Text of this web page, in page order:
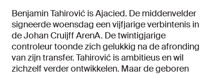
Benjamin Tahirović is Ajacied. De middenvelder
signeerde woensdag een vijfjarige verbintenis in
de Johan Cruijff ArenA. De twintigjarige
controleur toonde zich gelukkig na de afronding
van zijn transfer. Tahirović is ambitieus en wil
zichzelf verder ontwikkelen. Maar de geboren